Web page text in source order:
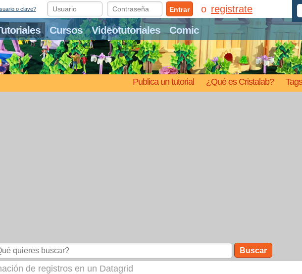
Cursos Videotutoriales Comic
Publica un tutorial ¿Qué es Cristalab? Tags
o clave? Entrar registrate
Buscar
de registros en un Datagrid